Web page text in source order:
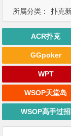
所属分类： 扑克
ACR扑克
GGpoker
WPT
WSOP天堂岛
WSOP高手过招